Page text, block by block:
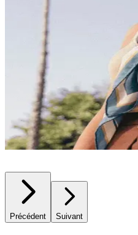
Précédent Suivant